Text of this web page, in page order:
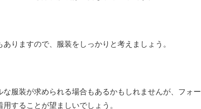
りますので、服装をしっかりと考えましょう。
服装が求められる場合もあるかもしれませんが、フォー
することが望ましいでしょう。